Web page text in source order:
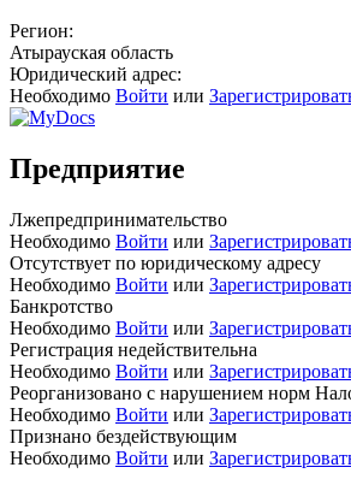
Регион:
Атырауская область
Юридический адрес:
Необходимо Войти или
Предприятие
Лжепредпринимательство
Необходимо Войти или
Отсутствует по юридическому адресу
Необходимо Войти или
Банкротство
Необходимо Войти или
Регистрация недействительна
Необходимо Войти или
Реорганизовано с нарушением норм
Необходимо Войти или
Признано бездействующим
Необходимо Войти или